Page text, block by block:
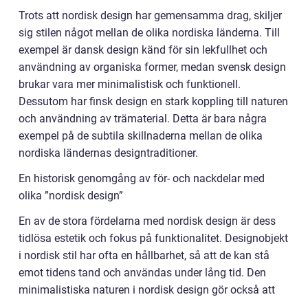
Trots att nordisk design har gemensamma drag, skiljer
sig stilen något mellan de olika nordiska länderna. Till
exempel är dansk design känd för sin lekfullhet och
användning av organiska former, medan svensk design
brukar vara mer minimalistisk och funktionell.
Dessutom har finsk design en stark koppling till naturen
och användning av trämaterial. Detta är bara några
exempel på de subtila skillnaderna mellan de olika
nordiska ländernas designtraditioner.
En historisk genomgång av för- och nackdelar med
olika ”nordisk design”
En av de stora fördelarna med nordisk design är dess
tidlösa estetik och fokus på funktionalitet. Designobjekt
i nordisk stil har ofta en hållbarhet, så att de kan stå
emot tidens tand och användas under lång tid. Den
minimalistiska naturen i nordisk design gör också att